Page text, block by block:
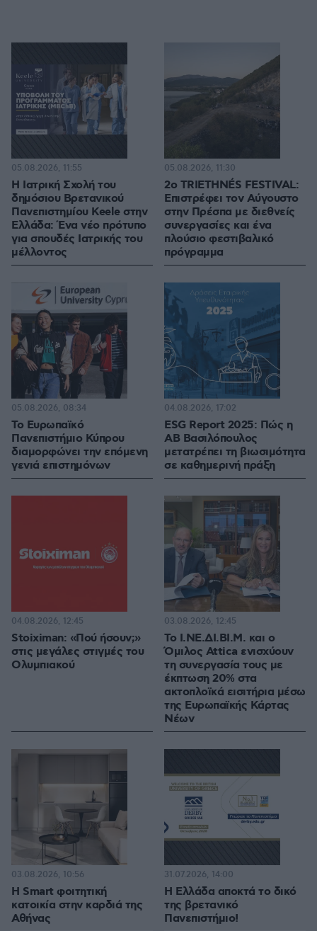
Η Ιατρική Σχολή του
δημόσιου Βρετανικού
Πανεπιστημίου Keele στην
Ελλάδα: Ένα νέο πρότυπο
για σπουδές Ιατρικής του
μέλλοντος
05.08.2026, 11:55
2ο TRIETHNÉS FESTIVAL:
Επιστρέφει τον Αύγουστο
στην Πρέσπα με διεθνείς
συνεργασίες και ένα
πλούσιο φεστιβαλικό
πρόγραμμα
05.08.2026, 11:30
Το Ευρωπαϊκό
Πανεπιστήμιο Κύπρου
διαμορφώνει την επόμενη
γενιά επιστημόνων
05.08.2026, 08:34
ESG Report 2025: Πώς η
ΑΒ Βασιλόπουλος
μετατρέπει τη βιωσιμότητα
σε καθημερινή πράξη
04.08.2026, 17:02
Stoiximan: «Πού ήσουν;»
στις μεγάλες στιγμές του
Ολυμπιακού
04.08.2026, 12:45
Το Ι.ΝΕ.ΔΙ.ΒΙ.Μ. και o
Όμιλος Attica ενισχύουν
τη συνεργασία τους με
έκπτωση 20% στα
ακτοπλοϊκά εισιτήρια μέσω
της Ευρωπαϊκής Κάρτας
Νέων
03.08.2026, 12:45
Η Smart φοιτητική
κατοικία στην καρδιά της
Αθήνας
03.08.2026, 10:56
Η Ελλάδα αποκτά το δικό
της βρετανικό
Πανεπιστήμιο!
31.07.2026, 14:00